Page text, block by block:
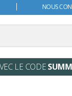
NOUS
LE CODE